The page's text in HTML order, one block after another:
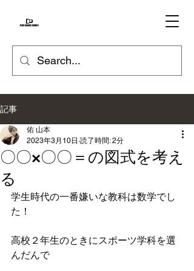
記事
〇〇×〇〇＝の図式を考え
る
佑 山本
2023年3月10日 読了時間: 2分
学生時代の一番嫌いな教科は数学でし
た！
高校２年生のときにスポーツ学科を選
んだんで